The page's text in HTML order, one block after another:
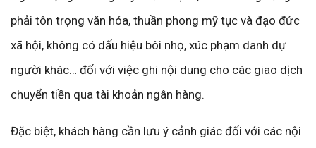
phải tôn trọng văn hóa, thuần phong mỹ tục và đạo đức
xã hội, không có dấu hiệu bôi nhọ, xúc phạm danh dự
người khác… đối với việc ghi nội dung cho các giao dịch
chuyển tiền qua tài khoản ngân hàng.
Đặc biệt, khách hàng cần lưu ý cảnh giác đối với các nội